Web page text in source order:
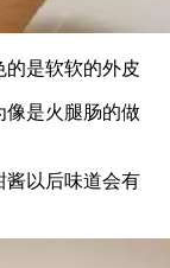
的是软软的外皮
像是火腿肠的做
酱以后味道会有